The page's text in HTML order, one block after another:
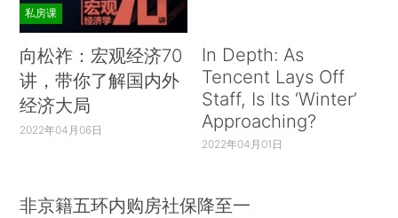
私房课
向松祚：宏观经济70
讲，带你了解国内外
经济大局
2022年04月06日
In Depth: As
Tencent Lays Off
Staff, Is Its ‘Winter’
Approaching?
2022年04月01日
非京籍五环内购房社保降至一